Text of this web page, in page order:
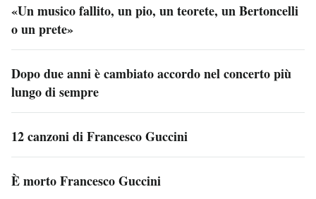
«Un musico fallito, un pio, un teorete, un Bertoncelli
o un prete»
Dopo due anni è cambiato accordo nel concerto più
lungo di sempre
12 canzoni di Francesco Guccini
È morto Francesco Guccini